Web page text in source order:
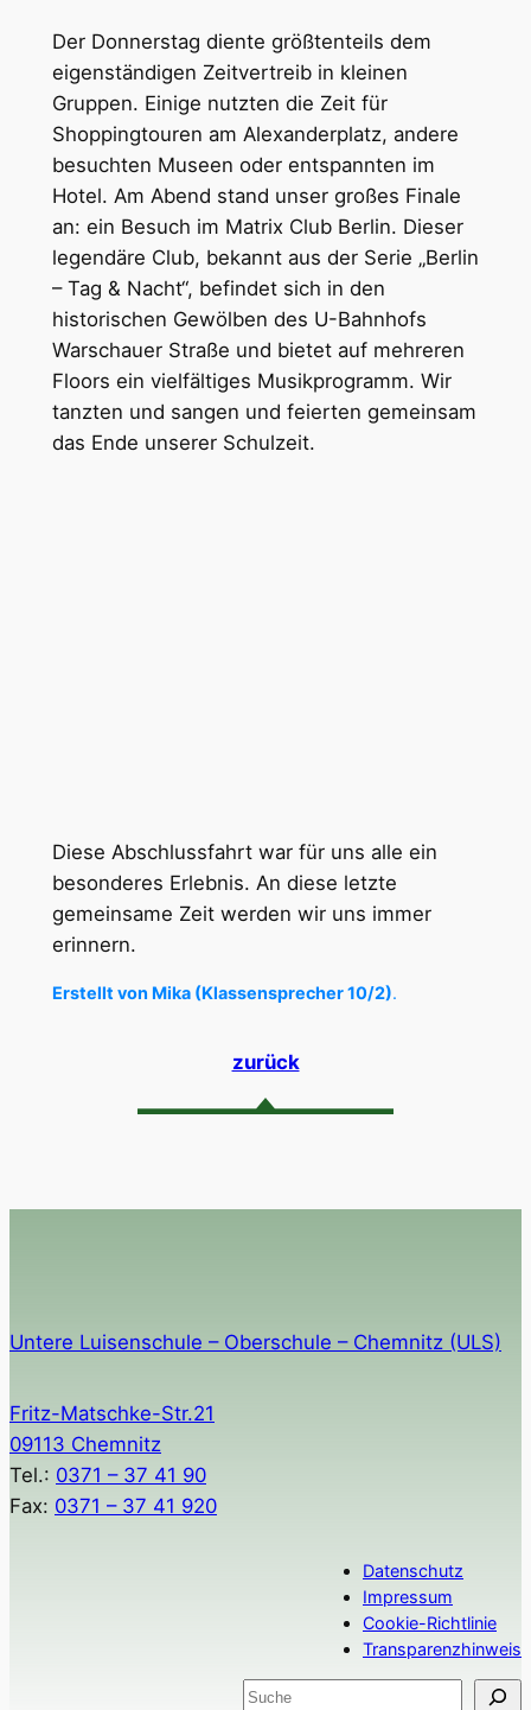
Der Donnerstag diente größtenteils dem
eigenständigen Zeitvertreib in kleinen
Gruppen. Einige nutzten die Zeit für
Shoppingtouren am Alexanderplatz, andere
besuchten Museen oder entspannten im
Hotel. Am Abend stand unser großes Finale
an: ein Besuch im Matrix Club Berlin. Dieser
legendäre Club, bekannt aus der Serie „Berlin
– Tag & Nacht“, befindet sich in den
historischen Gewölben des U-Bahnhofs
Warschauer Straße und bietet auf mehreren
Floors ein vielfältiges Musikprogramm. Wir
tanzten und sangen und feierten gemeinsam
das Ende unserer Schulzeit. ​
Diese Abschlussfahrt war für uns alle ein
besonderes Erlebnis. An diese letzte
gemeinsame Zeit werden wir uns immer
erinnern.
Erstellt von Mika (Klassensprecher 10/2).
zurück
Untere Luisenschule – Oberschule – Chemnitz (ULS)
Fritz-Matschke-Str.21
09113 Chemnitz
Tel.: 0371 – 37 41 90
Fax: 0371 – 37 41 920
Datenschutz
Impressum
Cookie-Richtlinie
Transparenzhinweis
S